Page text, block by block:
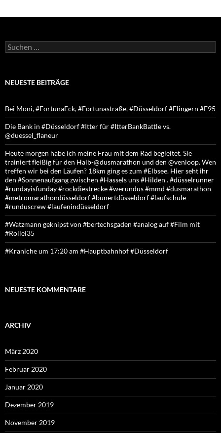
Suchen
nach:
NEUESTE BEITRÄGE
Bei Moni, #FortunaEck, #Fortunastraße, #Düsseldorf #Flingern #F95
Die Bank in #Düsseldorf #Itter für #ItterBankBattle vs.
@duessel_flaneur
Heute morgen habe ich meine Frau mit dem Rad begleitet. Sie
trainiert fleißig für den Halb-@dusmarathon und den @venloop. Wen
treffen wir bei den Läufen? 18km ging es zum #Elbsee. Hier seht ihr
den #Sonnenaufgang zwischen #Hassels uns #Hilden . #düsselrunner
#rundayisfunday #rockdiestrecke #werundus #mmd #dusmarathon
#metromarathondüsseldorf #bunertdüsseldorf #laufschule
#runduscrew #laufenindüsseldorf
#Watzmann geknipst von #bertechsgaden #analog auf #Film mit
#Rollei35
#Kraniche um 17:20 am #Hauptbahnhof #Düsseldorf
NEUESTE KOMMENTARE
ARCHIV
März 2020
Februar 2020
Januar 2020
Dezember 2019
November 2019